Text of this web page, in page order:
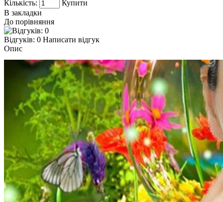
Кількість:
Купити
В закладки
До порівняння
Відгуків: 0 Написати відгук
Опис